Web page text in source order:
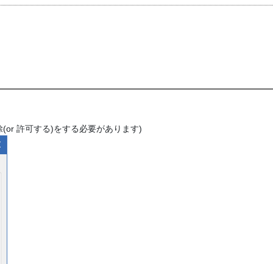
許可する)をする必要があります)